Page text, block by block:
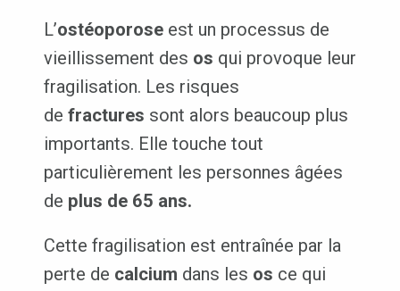
L’ostéoporoseest un processus de
vieillissement des os qui provoque leur
fragilisation. Les risques
de fractures sont alors beaucoup plus
importants. Elle touche tout
particulièrement les personnes âgées
de plus de 65 ans.
Cette fragilisation est entraînée par la
perte de calcium dans les os ce qui